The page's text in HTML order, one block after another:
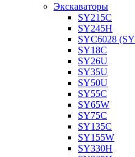
Экскаваторы
SY215C
SY245H
SYC6028
SY18C
SY26U
SY35U
SY50U
SY55C
SY65W
SY75C
SY135C
SY155W
SY330H